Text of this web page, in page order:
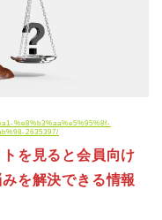
%e8%b3%aa%e5%95%8f-
2635397/
を見ると会員向け
を解決できる情報